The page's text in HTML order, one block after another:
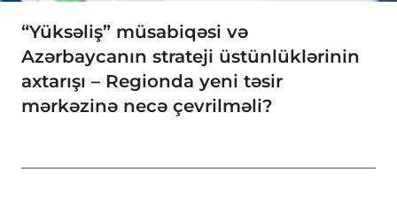
“Yüksəliş” müsabiqəsi və
Azərbaycanın strateji üstünlüklərinin
axtarışı – Regionda yeni təsir
mərkəzinə necə çevrilməli?